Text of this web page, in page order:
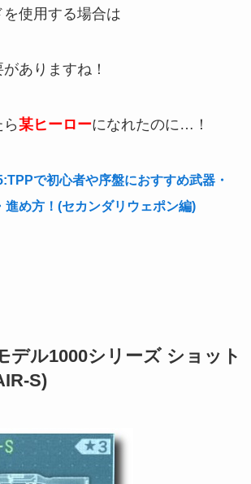
使用する場合は
ありますね！
某ヒーローになれたのに…！
で初心者や序盤におすすめ武器・
進め方！(セカンダリウェポン編)
デル1000シリーズ ショット
S)